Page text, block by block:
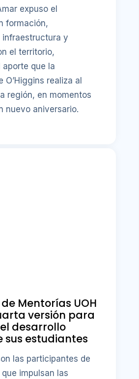
expuso el
formación,
y
el territorio,
que la
O’Higgins realiza al
región, en momentos
nuevo aniversario.
Mentorías UOH
versión para
desarrollo
sus estudiantes
las participantes de
impulsan las